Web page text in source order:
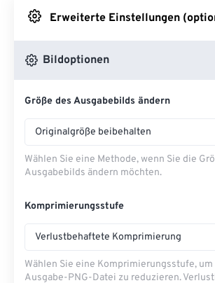
Erweiterte Einstellungen
Bildoptionen
Größe des Ausgabebilds ändern
Originalgröße beibehalten
Wählen Sie eine Methode, wenn Sie die
Ausgabebilds ändern möchten.
Komprimierungsstufe
Verlustbehaftete Komprimierung
Wählen Sie eine Komprimierungsstufe,
Ausgabe-PNG-Datei zu reduzieren.